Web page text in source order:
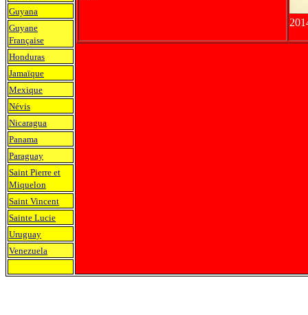
Guyana
Guyane
Française
Honduras
Jamaïque
Mexique
Névis
Nicaragua
Panama
Paraguay
Saint Pierre et
Miquelon
Saint Vincent
Sainte Lucie
Uruguay
Venezuela